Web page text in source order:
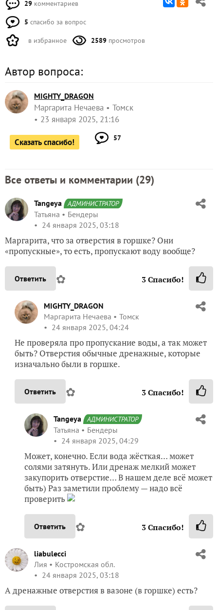
29 комментариев
5 спасибо за вопрос
в избранное 2589 просмотров
Автор вопроса:
MIGHTY_DRAGON
Маргарита Нечаева
Томск
23 января 2025, 21:16
Сказать спасибо! 57
Все ответы и комментарии (29)
Tangeya АДМИНИСТРАТОР
Татьяна
Бендеры
24 января 2025, 03:18
Маргарита, что за отверстия в горшке? Они
«пропускные», то есть, пропускают воду вообще?
Ответить ✿ 3Спасибо!
MIGHTY_DRAGON
Маргарита Нечаева
Томск
24 января 2025, 04:24
Не проверяла про пропускание воды, а так может
быть? Отверстия обычные дренажные, которые
изначально были в горшке.
Ответить ✿ 3Спасибо!
Tangeya АДМИНИСТРАТОР
Татьяна
Бендеры
24 января 2025, 04:29
Может, конечно. Если вода жёсткая… может
солями затянуть. Или дренаж мелкий может
закупорить отверстие… В нашем деле всё может
быть) Раз заметили проблему — надо всё
проверить
Ответить ✿ 3Спасибо!
liabulecci
Лия
Костромская обл.
24 января 2025, 03:18
А дренажные отверстия в вазоне (в горшке) есть?